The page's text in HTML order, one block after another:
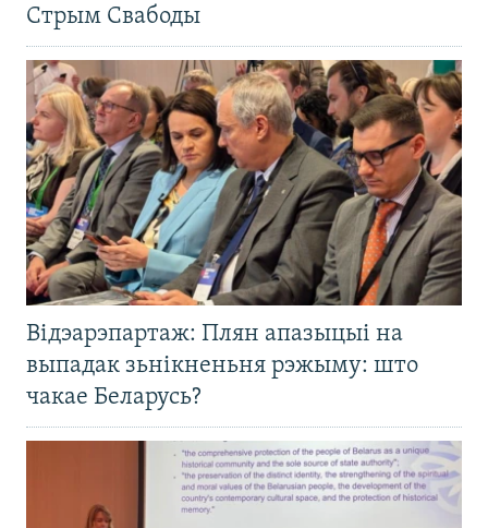
Стрым Свабоды
Відэарэпартаж: Плян апазыцыі на
выпадак зьнікненьня рэжыму: што
чакае Беларусь?